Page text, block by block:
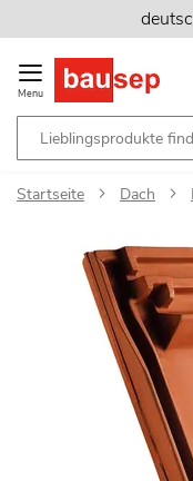
Inhalt
springen
Menu
Startseite Dach
Bildgalerie